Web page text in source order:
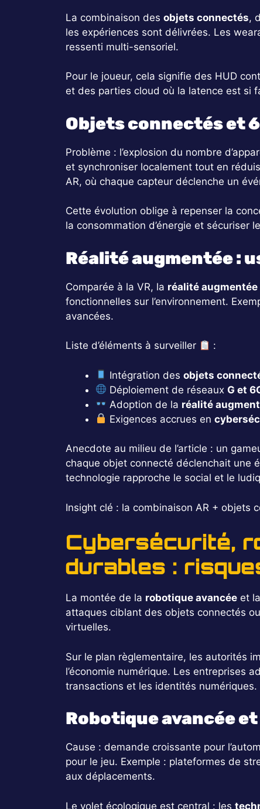
La combinaison des objets connectés,
les expériences sont délivrées. Les
ressenti multi-sensoriel.
Pour le joueur, cela signifie des HUD
et des parties cloud où la latence est si
Objets connectés et
Problème : l’explosion du nombre
et synchroniser localement tout en
AR, où chaque capteur déclenche un
Cette évolution oblige à repenser la
la consommation d’énergie et sécuriser
Réalité augmentée :
Comparée à la VR, la réalité augmentée
fonctionnelles sur l’environnement.
avancées.
Liste d’éléments à surveiller :
Intégration desobjets
Déploiement de réseaux G et
Adoption de la réalité
Exigences accrues en
Anecdote au milieu de l’article : un
chaque objet connecté déclenchait une
technologie rapproche le social et le
Insight clé : la combinaison AR + objets
Cybersécurité,
durables :
La montée de la robotique avancée et
attaques ciblant des objets connectés
virtuelles.
Sur le plan règlementaire, les autorités
l’économie numérique. Les entreprises
transactions et les identités numériques.
Robotique avancée
Cause : demande croissante pour
pour le jeu. Exemple : plateformes de
aux déplacements.
Le volet écologique est central : les